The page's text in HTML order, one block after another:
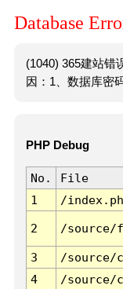
Database
(1040) 365建站错
因：1、数据库密
PHP Debug
No. File
1
/
2 /source/
3 /source/
4
/source/